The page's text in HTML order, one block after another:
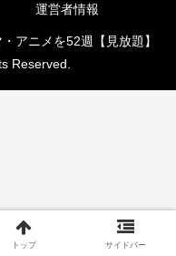
運営者情報
アニメを52週【見放題】
Reserved.
トップ サイドバー